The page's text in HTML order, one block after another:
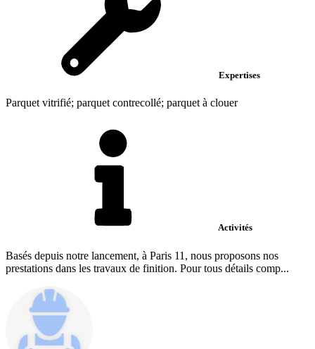
Expertises
Parquet vitrifié; parquet contrecollé; parquet à clouer
Activités
Basés depuis notre lancement, à Paris 11, nous proposons nos
prestations dans les travaux de finition. Pour tous détails comp...